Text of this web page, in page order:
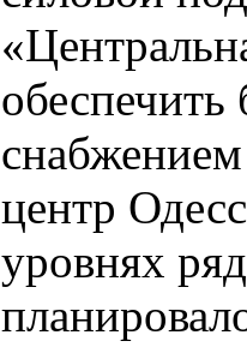
снабжением
центр
уровнях